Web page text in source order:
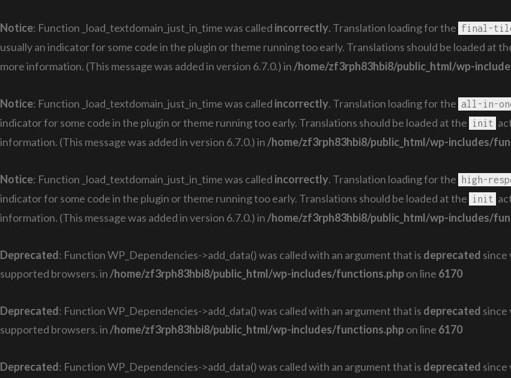
Notice: Function _load_textdomain_just_in_time was called incorrectly. Translation loading for the final-
usually an indicator for some code in the plugin or theme running too early. Translations should be loaded at
more information. (This message was added in version 6.7.0.) in /home/zf3rph83hbi8/public_html/wp-
Notice: Function _load_textdomain_just_in_time was called incorrectly. Translation loading for the all-in-
indicator for some code in the plugin or theme running too early. Translations should be loaded at the
init
information. (This message was added in version 6.7.0.) in /home/zf3rph83hbi8/public_html/wp-includes/
Notice: Function _load_textdomain_just_in_time was called incorrectly. Translation loading for the high-
indicator for some code in the plugin or theme running too early. Translations should be loaded at the
init
information. (This message was added in version 6.7.0.) in /home/zf3rph83hbi8/public_html/wp-includes/
Deprecated: Function WP_Dependencies->add_data() was called with an argument that is deprecated since
supported browsers. in /home/zf3rph83hbi8/public_html/wp-includes/functions.phpon line 6170
Deprecated: Function WP_Dependencies->add_data() was called with an argument that is deprecated since
supported browsers. in /home/zf3rph83hbi8/public_html/wp-includes/functions.phpon line 6170
Deprecated: Function WP_Dependencies->add_data() was called with an argument that is deprecated since